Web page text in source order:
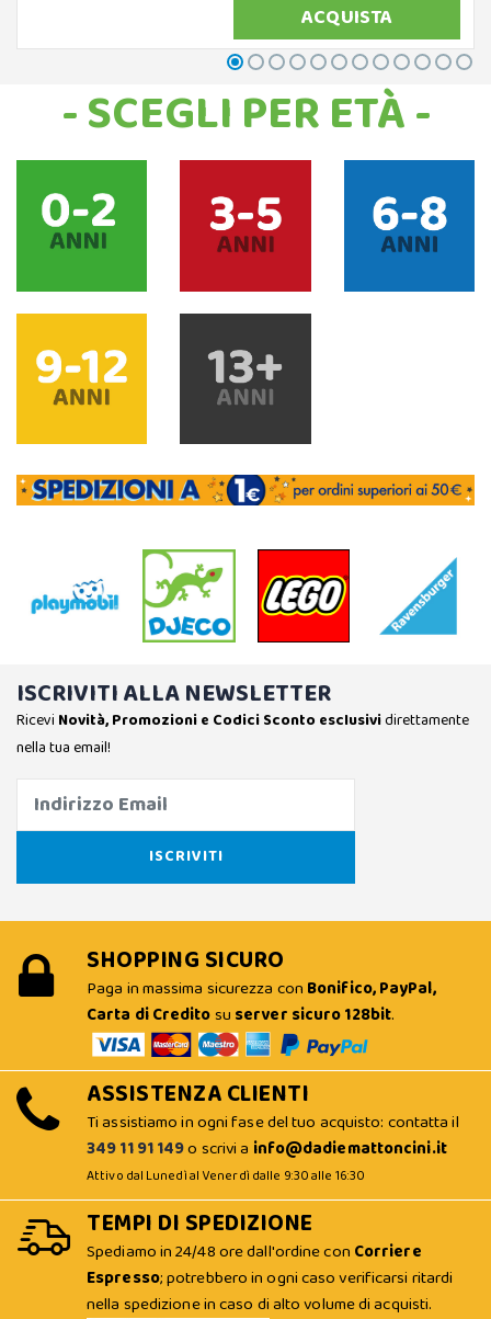
ACQUISTA
- SCEGLI PER ETÀ -
ISCRIVITI ALLA NEWSLETTER
Ricevi Novità, Promozioni e Codici Sconto esclusividirettamente
nella tua email!
SHOPPING SICURO
Paga in massima sicurezza con Bonifico, PayPal,
Carta di Creditosu server sicuro 128bit.
ASSISTENZA CLIENTI
Ti assistiamo in ogni fase del tuo acquisto: contatta il
349 11 91 149o scrivi a info@dadiemattoncini.it
Attivo dal Lunedì al Venerdì dalle 9:30 alle 16:30
TEMPI DI SPEDIZIONE
Spediamo in 24/48 ore dall'ordine con Corriere
Espresso; potrebbero in ogni caso verificarsi ritardi
nella spedizione in caso di alto volume di acquisti.